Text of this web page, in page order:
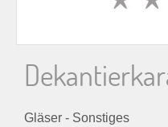
Gläser - Sonstiges